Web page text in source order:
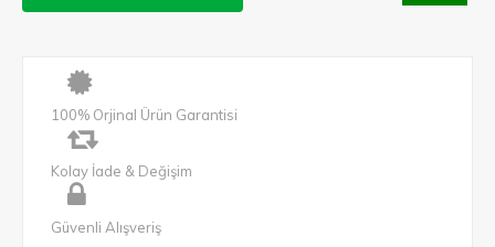
100% Orjinal Ürün Garantisi
Kolay İade & Değişim
Güvenli Alışveriş